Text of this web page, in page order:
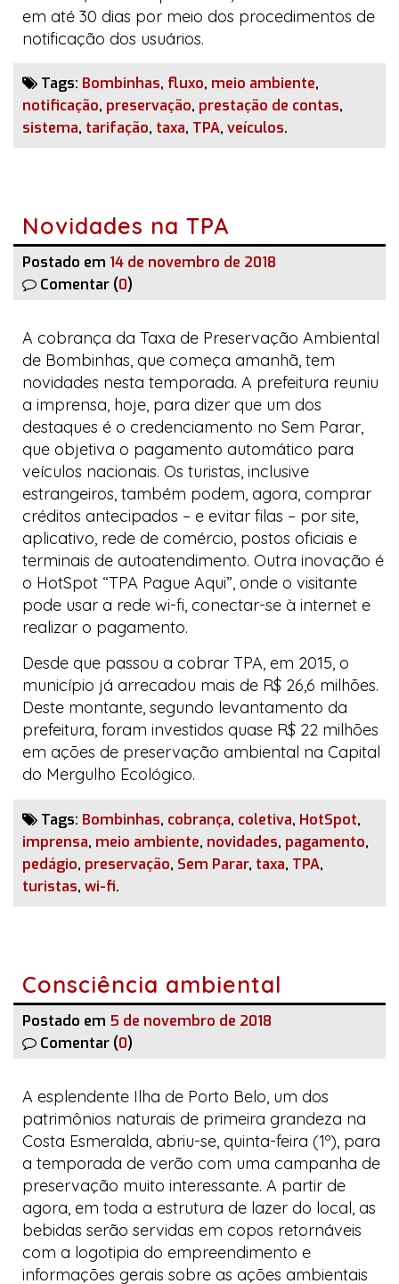
em até 30 dias por meio dos procedimentos de
notificação dos usuários.
Tags: Bombinhas, fluxo, meio ambiente,
notificação, preservação, prestação de contas,
sistema, tarifação, taxa, TPA, veículos.
Novidades na TPA
Postado em 14 de novembro de 2018
Comentar (0)
A cobrança da Taxa de Preservação Ambiental
de Bombinhas, que começa amanhã, tem
novidades nesta temporada. A prefeitura reuniu
a imprensa, hoje, para dizer que um dos
destaques é o credenciamento no Sem Parar,
que objetiva o pagamento automático para
veículos nacionais. Os turistas, inclusive
estrangeiros, também podem, agora, comprar
créditos antecipados – e evitar filas – por site,
aplicativo, rede de comércio, postos oficiais e
terminais de autoatendimento. Outra inovação é
o HotSpot “TPA Pague Aqui”, onde o visitante
pode usar a rede wi-fi, conectar-se à internet e
realizar o pagamento.
Desde que passou a cobrar TPA, em 2015, o
município já arrecadou mais de R$ 26,6 milhões.
Deste montante, segundo levantamento da
prefeitura, foram investidos quase R$ 22 milhões
em ações de preservação ambiental na Capital
do Mergulho Ecológico.
Tags: Bombinhas, cobrança, coletiva, HotSpot,
imprensa, meio ambiente, novidades, pagamento,
pedágio, preservação, Sem Parar, taxa, TPA,
turistas, wi-fi.
Consciência ambiental
Postado em 5 de novembro de 2018
Comentar (0)
A esplendente Ilha de Porto Belo, um dos
patrimônios naturais de primeira grandeza na
Costa Esmeralda, abriu-se, quinta-feira (1º), para
a temporada de verão com uma campanha de
preservação muito interessante. A partir de
agora, em toda a estrutura de lazer do local, as
bebidas serão servidas em copos retornáveis
com a logotipia do empreendimento e
informações gerais sobre as ações ambientais